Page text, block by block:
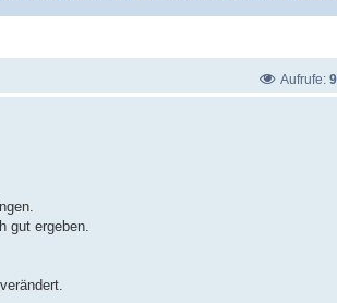
Aufrufe:
gut ergeben.